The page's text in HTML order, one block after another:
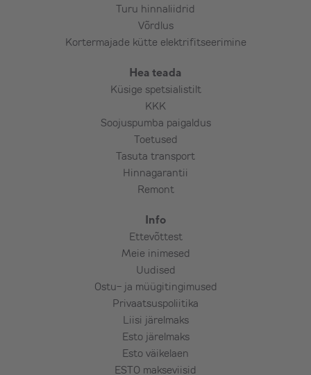
Oluline! Klient vastutab olemasoleva
tarbitava vooluvõimsuse sobivuse eest.
Vajadusel on kliendil kooskõlastus maja
muinsuskaitsega.
Paigaldused toimuvad tööpäeviti!
Turu hinnaliidrid
Võrdlus
Kortermajade kütte elektrifitseerimine
Hea teada
Küsige spetsialistilt
KKK
Soojuspumba paigaldus
Toetused
Tasuta transport
Hinnagarantii
Remont
Info
Ettevõttest
Meie inimesed
Uudised
Ostu- ja müügitingimused
Privaatsuspoliitika
Liisi järelmaks
Esto järelmaks
Esto väikelaen
ESTO makseviisid